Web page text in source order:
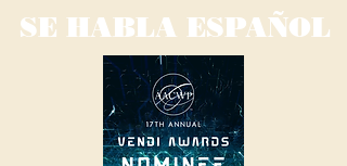
SE HABLA ESPAÑOL